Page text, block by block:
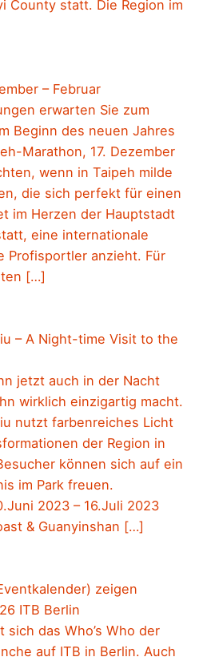
County statt. Die Region im
– Februar
erwarten Sie zum
Beginn des neuen Jahres
Marathon, 17. Dezember
wenn in Taipeh milde
die sich perfekt für einen
im Herzen der Hauptstadt
eine internationale
Profisportler anzieht. Für
[…]
– A Night-time Visit to the
jetzt auch in der Nacht
wirklich einzigartig macht.
nutzt farbenreiches Licht
der Region in
können sich auf ein
im Park freuen.
2023 – 16.Juli 2023
& Guanyinshan […]
zeigen
ITB Berlin
das Who’s Who der
auf ITB in Berlin. Auch